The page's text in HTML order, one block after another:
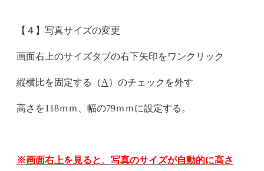
【４】写真サイズの変更
画面右上のサイズタブの右下矢印をワンクリック
縦横比を固定する（A）のチェックを外す
高さを118ｍｍ、幅の79ｍｍに設定する。
※画面右上を見ると、写真のサイズが自動的に高さ